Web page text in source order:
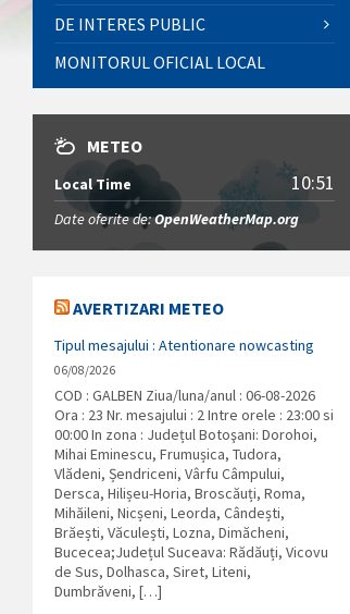
DE INTERES PUBLIC
MONITORUL OFICIAL LOCAL
METEO
Local Time 10:51
Date oferite de:OpenWeatherMap.org
AVERTIZARI METEO
Tipul mesajului : Atentionare nowcasting
06/08/2026
COD : GALBEN Ziua/luna/anul : 06-08-2026
Ora : 23 Nr. mesajului : 2 Intre orele : 23:00 si
00:00 In zona : Județul Botoşani: Dorohoi,
Mihai Eminescu, Frumușica, Tudora,
Vlădeni, Șendriceni, Vârfu Câmpului,
Dersca, Hilișeu-Horia, Broscăuți, Roma,
Mihăileni, Nicșeni, Leorda, Cândești,
Brăești, Văculești, Lozna, Dimăcheni,
Bucecea;Județul Suceava: Rădăuți, Vicovu
de Sus, Dolhasca, Siret, Liteni,
Dumbrăveni, […]